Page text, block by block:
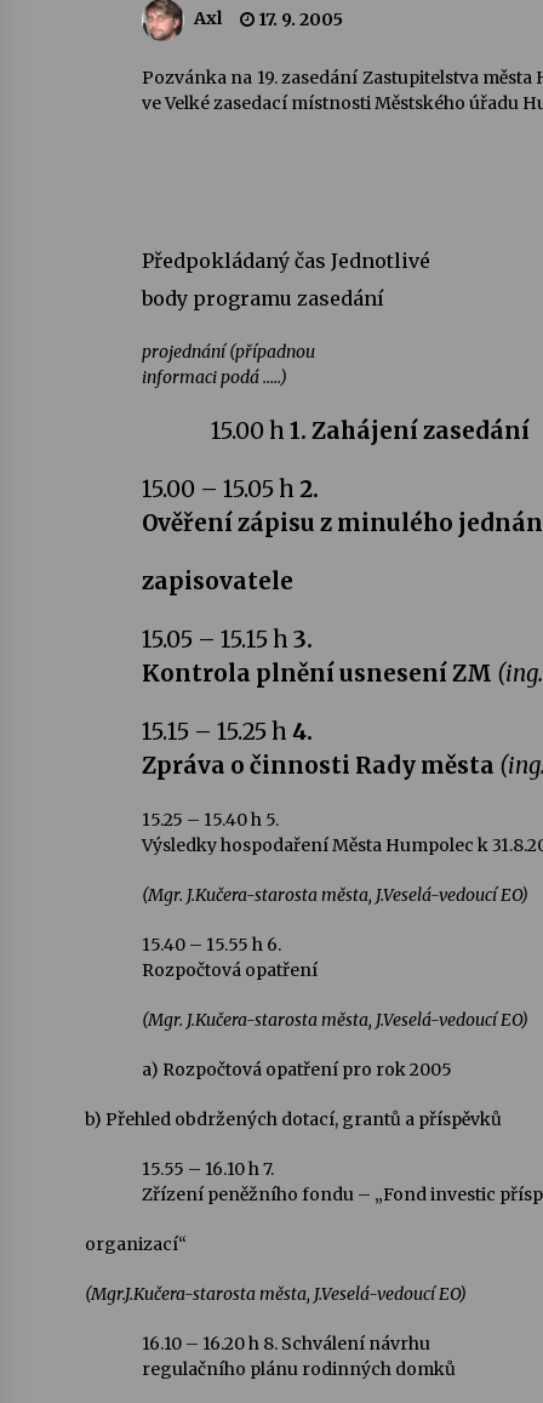
Pozvánka na integrační festival
Quijotova šedesátka: 28. 7.–1. 8.
28. 7. 2026
Želivě ožije odkaz Josefa Čapka
Axl 17. 9. 2005
Pozvánka na 19. zasedání Zastupitelstva
ve Velké zasedací místnosti Městského úřadu
Předpokládaný čas Jednotlivé
body programu zasedání
projednání (případnou
informaci podá …..)
15.00 h 1. Zahájení zasedání
15.00 – 15.05 h 2.
Ověření zápisu z minulého
zapisovatele
15.05 – 15.15 h 3.
Kontrola plnění usnesení ZM
15.15 – 15.25 h 4.
Zpráva o činnosti Rady města
15.25 – 15.40 h 5.
Výsledky hospodaření Města Humpolec k
(Mgr. J.Kučera-starosta města, J.Veselá-vedoucí EO)
15.40 – 15.55 h 6.
Rozpočtová opatření
(Mgr. J.Kučera-starosta města, J.Veselá-vedoucí EO)
a) Rozpočtová opatření pro rok 2005
b) Přehled obdržených dotací, grantů a příspěvků
15.55 – 16.10 h7.
Zřízení peněžního fondu – „Fond investic
organizací“
(Mgr.J.Kučera-starosta města, J.Veselá-vedoucí EO)
16.10 – 16.20 h 8. Schválení návrhu
regulačního plánu rodinných domků